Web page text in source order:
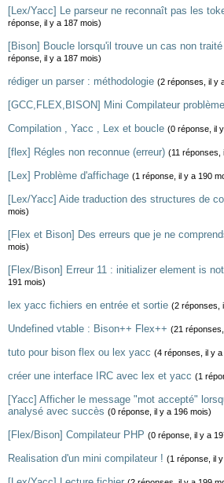
[Lex/Yacc] Le parseur ne reconnaît pas les
réponse, il y a 187 mois)
[Bison] Boucle lorsqu'il trouve un cas non
réponse, il y a 187 mois)
rédiger un parser : méthodologie (2 réponses, il y
[GCC,FLEX,BISON] Mini Compilateur problème
Compilation , Yacc , Lex et boucle (0 réponse, il
[flex] Régles non reconnue (erreur) (11 réponses,
[Lex] Problème d'affichage (1 réponse, il y a 190
[Lex/Yacc] Aide traduction des structures de
mois)
[Flex et Bison] Des erreurs que je ne
mois)
[Flex/Bison] Erreur 11 : initializer element is
191 mois)
lex yacc fichiers en entrée et sortie (2 réponses,
Undefined vtable : Bison++ Flex++ (21
tuto pour bison flex ou lex yacc (4 réponses, il y a
créer une interface IRC avec lex et yacc (1
[Yacc] Afficher le message "mot accepté"
analysé avec succès (0 réponse, il y a 196 mois)
[Flex/Bison] Compilateur PHP (0 réponse, il y a
Realisation d'un mini compilateur ! (1 réponse, il